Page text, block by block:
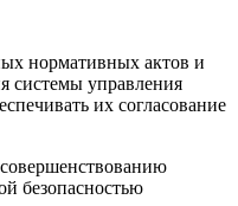
нормативных актов и
системы управления
их согласование
безопасностью